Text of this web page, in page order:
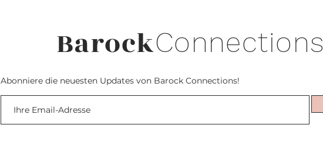
BarockConnections
Abonniere die neuesten Updates von Barock Connections!